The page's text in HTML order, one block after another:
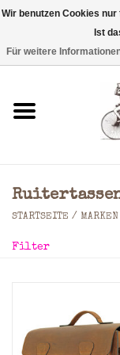
Geldbörse
Rucksäcke
Accessoires
STARTSEITE / MARKEN
Filter
Wir benutzen Cookies
Ist
Für weitere